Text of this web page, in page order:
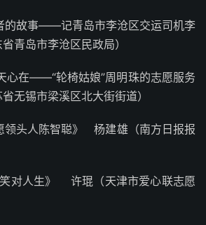
的故事——记青岛市李沧区交运司机李
青岛市李沧区民政局）
心在——“轮椅姑娘”周明珠的志愿服务
无锡市梁溪区北大街街道）
领头人陈智聪》 杨建雄（南方日报报
笑对人生》 许琨（天津市爱心联志愿